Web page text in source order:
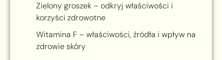
Zielony groszek – odkryj właściwości i
korzyści zdrowotne
Witamina F – właściwości, źródła i wpływ na
zdrowie skóry